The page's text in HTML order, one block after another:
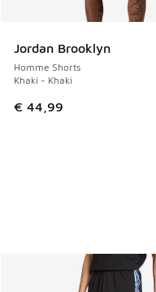
Jordan Brooklyn
Homme Shorts
Khaki - Khaki
€ 44,99